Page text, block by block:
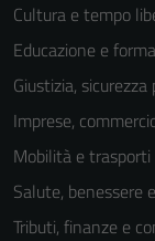
Cultura e tempo
Educazione e
Giustizia,
Imprese,
Mobilità e trasporti
Salute, benessere
Tributi, finanze e